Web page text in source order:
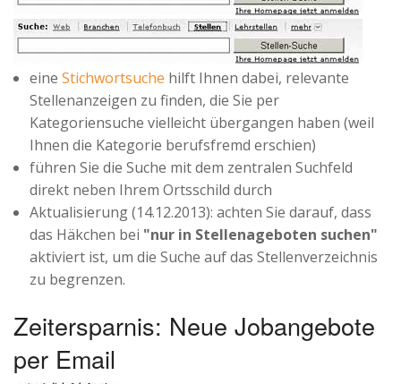
eine Stichwortsuche hilft Ihnen dabei, relevante
Stellenanzeigen zu finden, die Sie per
Kategoriensuche vielleicht übergangen haben (weil
Ihnen die Kategorie berufsfremd erschien)
führen Sie die Suche mit dem zentralen Suchfeld
direkt neben Ihrem Ortsschild durch
Aktualisierung (14.12.2013): achten Sie darauf, dass
das Häkchen bei "nur in Stellenageboten suchen"
aktiviert ist, um die Suche auf das Stellenverzeichnis
zu begrenzen.
Zeitersparnis: Neue Jobangebote
per Email